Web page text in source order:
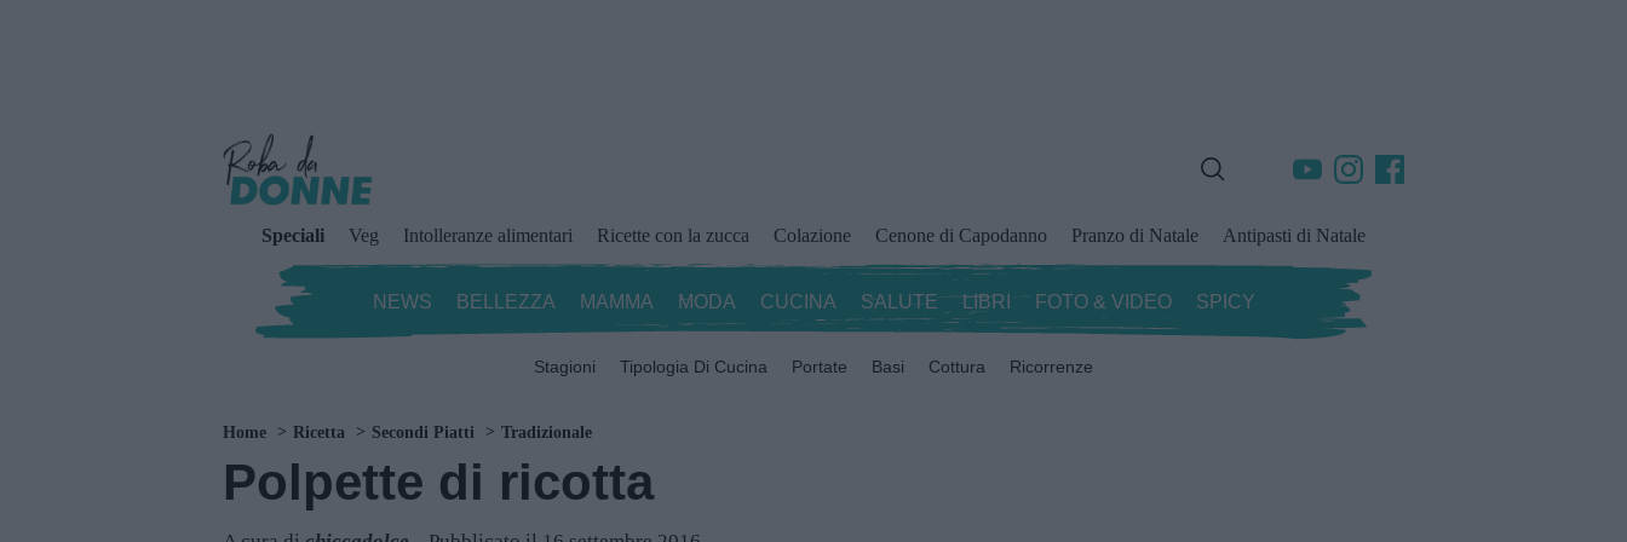
Speciali Veg Intolleranze alimentari Ricette con la zucca Colazione Cenone di Capodanno Pranzo di Natale Antipasti di Natale
NEWS BELLEZZA MAMMA MODA CUCINA SALUTE LIBRI FOTO & VIDEO SPICY
Stagioni Tipologia Di Cucina Portate Basi Cottura Ricorrenze
Home Ricetta Secondi Piatti Tradizionale
Polpette di ricotta